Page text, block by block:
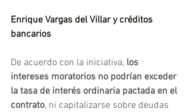
Enrique Vargas del Villar y créditos
bancarios
De acuerdo con la iniciativa, los
intereses moratorios no podrían exceder
la tasa de interés ordinaria pactada en el
contrato, ni capitalizarse sobre deudas